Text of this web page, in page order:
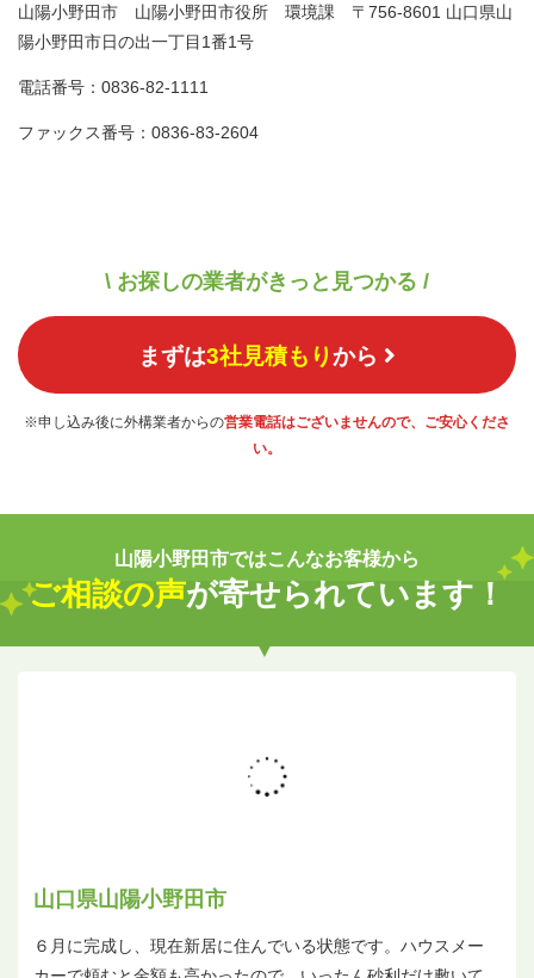
山陽小野田市 山陽小野田市役所 環境課 〒756-8601 山口県山
陽小野田市日の出一丁目1番1号
電話番号：0836-82-1111
ファックス番号：0836-83-2604
\ お探しの業者がきっと見つかる /
まずは3社見積もりから
※申し込み後に外構業者からの営業電話はございませんので、ご安心くださ
い。
山陽小野田市ではこんなお客様から
ご相談の声が寄せられています！
山口県山陽小野田市
６月に完成し、現在新居に住んでいる状態です。ハウスメー